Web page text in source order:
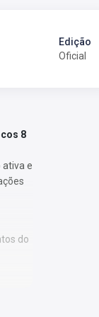
Edição
Oficial
8
e
do